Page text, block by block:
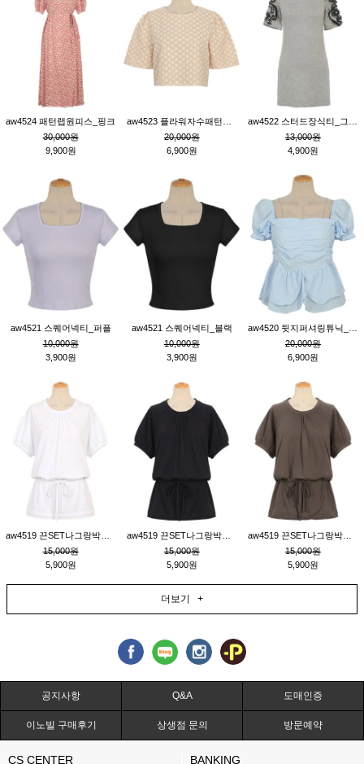
aw4524 패턴랩원피스_핑크
30,000원
9,900원
20,000원
6,900원
13,000원
4,900원
aw4521 스퀘어넥티_퍼플
10,000원
3,900원
aw4521 스퀘어넥티_블랙
10,000원
3,900원
20,000원
6,900원
15,000원
5,900원
15,000원
5,900원
15,000원
5,900원
더보기 +
공지사항 Q&A 도매인증
이노빌 구매후기 상생점 문의 방문예약
CS CENTER BANKING